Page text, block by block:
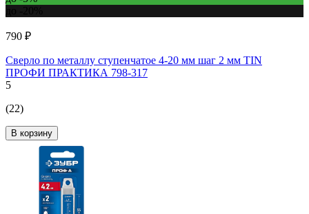
790 ₽
Сверло по металлу ступенчатое 4-20 мм шаг 2 мм TIN
ПРОФИ ПРАКТИКА 798-317
5
(22)
В корзину